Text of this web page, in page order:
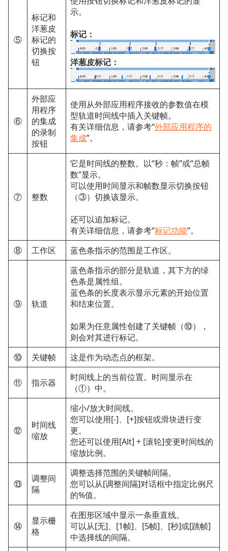
⑤
标记和
洋葱皮
标记的
切换按
钮
示。
标记：
洋葱皮标记：
⑥
外部应
用程序
的集成
的录制
按钮
使用从外部应用程序接收的参数值在模
型轨道时间线中插入关键帧。
有关详细信息，请参考“外部应用程序的
集成”。
⑦ 整数
它是时间线的整数。以“秒：帧”或“总帧
数”显示。
可以使用时间显示和帧数显示切换按钮
（③）切换该显示。
还可以追加标记。
有关详细信息，请参考“标记功能”。
⑧
工作区 蓝色条指示的范围是工作区。
⑨ 轨道
蓝色条指示的部分是轨道，其下方的绿
色条是属性组。
蓝色条的长度表示显示元素的开始位置
和结束位置。
如果为任意属性创建了关键帧（⑩），
则会对其进行标记。
⑩
关键帧 这是作为动态点的框架。
⑪ 指示器
时间线上的当前位置。时间显示在
（①）中。
⑫
时间线
缩放
缩小/放大时间线。
您可以使用[-]、[+]按钮或滑块进行变
更。
您还可以使用[Alt] + [滚轮]变更时间线的
缩放比例。
⑬
调整间
隔
调整选择范围的关键帧间隔。
您可以从[调整间隔]对话框中指定比例尺
的%值。
⑭
显示栅
格
在图形区域中显示一条垂直线。
可以从[无]、[1帧]、[5帧]、[秒]或[跳帧]
中选择线的间隔。